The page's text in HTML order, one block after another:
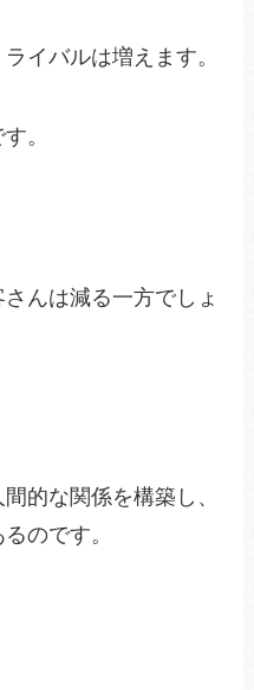
イバルは増えます。
。
んは減る一方でしょ
的な関係を構築し、
のです。